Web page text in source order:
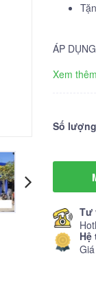
ÁP
Xem thêm
Số
Tư